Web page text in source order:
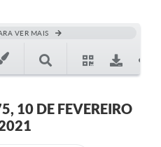
VER MAIS
10 DE FEVEREIRO